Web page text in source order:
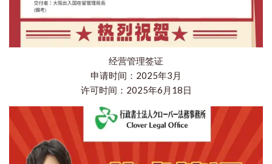
经营管理签证
申请时间：2025年3月
许可时间：2025年6月18日